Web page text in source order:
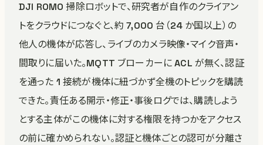
DJI ROMO 掃除ロボットで、研究者が自作のクライアン
トをクラウドにつなぐと、約 7,000 台（24 か国以上）の
他人の機体が応答し、ライブのカメラ映像・マイク音声・
間取りに届いた。MQTT ブローカーに ACL が無く、認証
を通った 1 接続が機体に紐づかず全機のトピックを購読
できた。責任ある開示・修正・事後ログでは、購読しよう
とする主体がこの機体に対する権限を持つかをアクセス
の前に確かめられない。認証と機体ごとの認可が分離さ